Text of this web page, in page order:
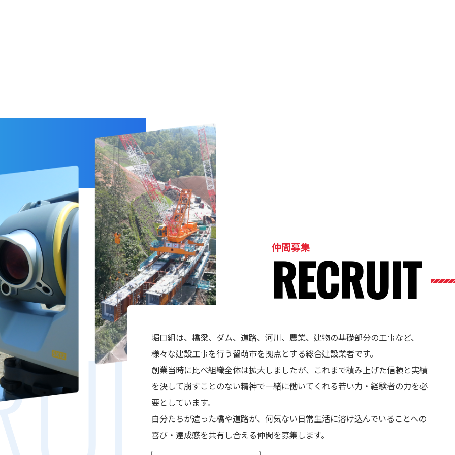
仲間募集
RECRUIT
堀口組は、橋梁、ダム、道路、河川、農業、建物の基礎部分の工事など、
様々な建設工事を行う留萌市を拠点とする総合建設業者です。
創業当時に比べ組織全体は拡大しましたが、これまで積み上げた信頼と実績
を決して崩すことのない精神で⼀緒に働いてくれる若い力・経験者の力を必
要としています。
自分たちが造った橋や道路が、何気ない日常生活に溶け込んでいることへの
喜び・達成感を共有し合える仲間を募集します。